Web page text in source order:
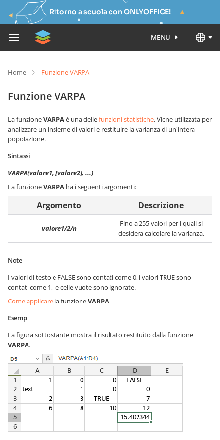
Ritorno a scuola con ONLYOFFICE!
MENU
Home Funzione VARPA
Funzione VARPA
La funzioneVARPAè una dellefunzioni statistiche. Viene utilizzata per
analizzare un insieme di valori e restituire la varianza di un'intera
popolazione.
Sintassi
VARPA(valore1, [valore2], ...)
La funzioneVARPA ha i seguenti argomenti:
Argomento Descrizione
valore1/2/n
Fino a 255 valori per i quali si
desidera calcolare la varianza.
Note
I valori di testo e FALSE sono contati come 0, i valori TRUE sono
contati come 1, le celle vuote sono ignorate.
Come applicare la funzioneVARPA.
Esempi
La figura sottostante mostra il risultato restituito dalla funzione
VARPA.